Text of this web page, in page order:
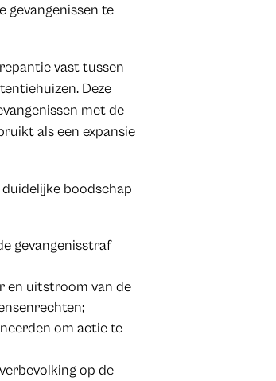
gevangenissen te
vast tussen
Deze
met de
als een expansie
boodschap
gevangenisstraf
en uitstroom van de
om actie te
op de